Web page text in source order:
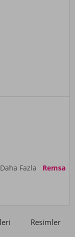
Daha Fazla Remsa
Resimler